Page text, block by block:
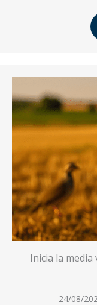
Inicia la media
24/08/